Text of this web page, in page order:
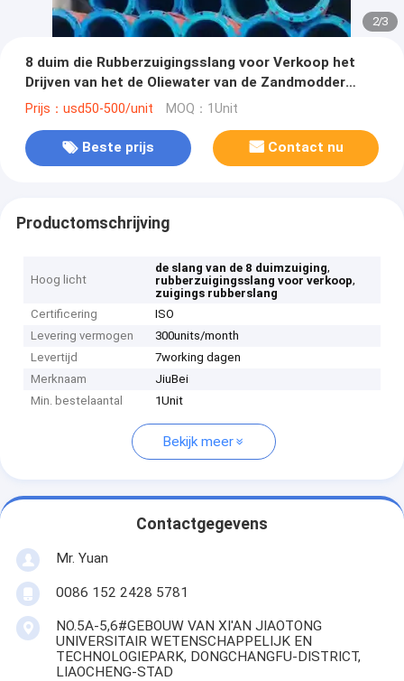
2/3
8 duim die Rubberzuigingsslang voor Verkoop het
Drijven van het de Oliewater van de Zandmodder
Flexibele de Mijnbouwlossing uitbaggeren
Prijs：usd50-500/unit MOQ：1Unit
Beste prijs Contact nu
Productomschrijving
Hoog licht
de slang van de 8 duimzuiging,
rubberzuigingsslang voor verkoop,
zuigings rubberslang
Certificering
ISO
Levering vermogen
300units/month
Levertijd
7working dagen
Merknaam
JiuBei
Min. bestelaantal
1Unit
Bekijk meer
Contactgegevens
Mr. Yuan
0086 152 2428 5781
NO.5A-5,6#GEBOUW VAN XI'AN JIAOTONG
UNIVERSITAIR WETENSCHAPPELIJK EN
TECHNOLOGIEPARK, DONGCHANGFU-DISTRICT,
LIAOCHENG-STAD